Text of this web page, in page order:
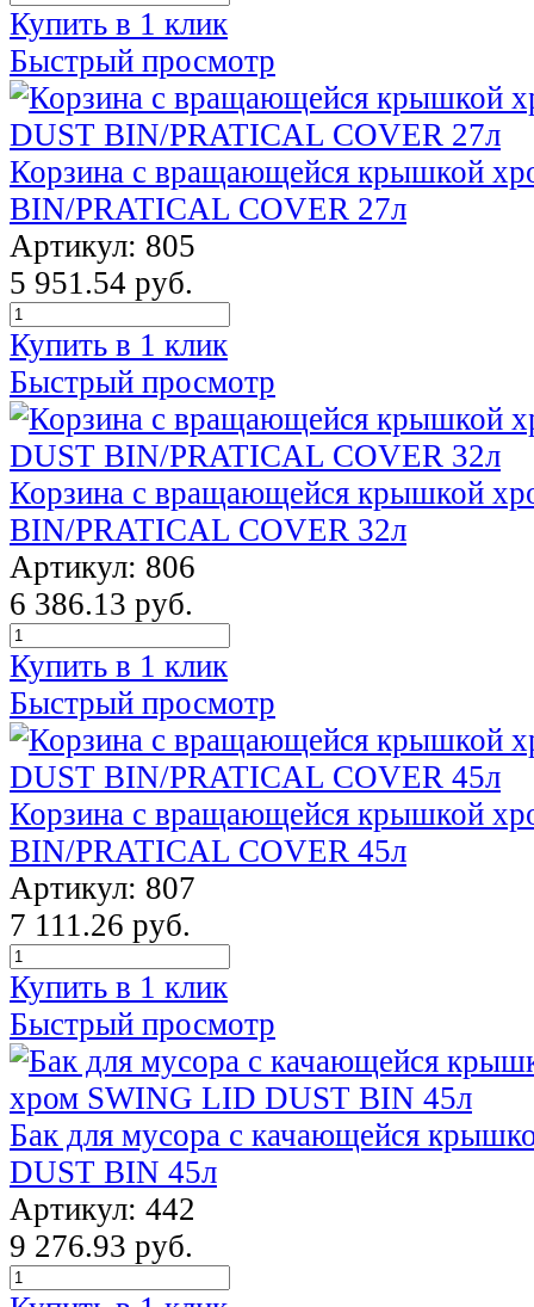
Купить в 1 клик
Быстрый просмотр
Корзина с вращающейся крышкой
BIN/PRATICAL COVER 27л
Артикул: 805
5 951.54 руб.
Купить в 1 клик
Быстрый просмотр
Корзина с вращающейся крышкой
BIN/PRATICAL COVER 32л
Артикул: 806
6 386.13 руб.
Купить в 1 клик
Быстрый просмотр
Корзина с вращающейся крышкой
BIN/PRATICAL COVER 45л
Артикул: 807
7 111.26 руб.
Купить в 1 клик
Быстрый просмотр
Бак для мусора с качающейся
DUST BIN 45л
Артикул: 442
9 276.93 руб.